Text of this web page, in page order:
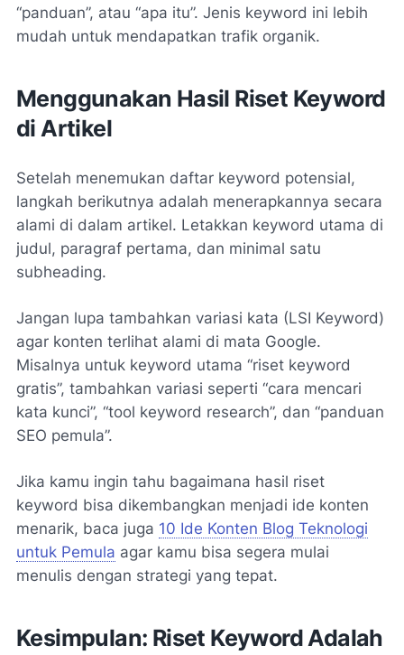
“panduan”, atau “apa itu”. Jenis keyword ini lebih
mudah untuk mendapatkan trafik organik.
Menggunakan Hasil Riset Keyword
di Artikel
Setelah menemukan daftar keyword potensial,
langkah berikutnya adalah menerapkannya secara
alami di dalam artikel. Letakkan keyword utama di
judul, paragraf pertama, dan minimal satu
subheading.
Jangan lupa tambahkan variasi kata (LSI Keyword)
agar konten terlihat alami di mata Google.
Misalnya untuk keyword utama “riset keyword
gratis”, tambahkan variasi seperti “cara mencari
kata kunci”, “tool keyword research”, dan “panduan
SEO pemula”.
Jika kamu ingin tahu bagaimana hasil riset
keyword bisa dikembangkan menjadi ide konten
menarik, baca juga 10 Ide Konten Blog Teknologi
untuk Pemula agar kamu bisa segera mulai
menulis dengan strategi yang tepat.
Kesimpulan: Riset Keyword Adalah